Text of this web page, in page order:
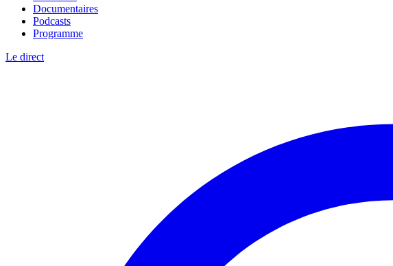
Documentaires
Podcasts
Programme
Le direct